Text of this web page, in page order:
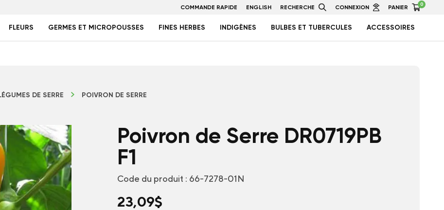
COMMANDE RAPIDE ENGLISH RECHERCHE CONNEXION PANIER 0
FLEURS GERMES ET MICROPOUSSES FINES HERBES INDIGÈNES BULBES ET TUBERCULES ACCESSOIRES
DE SERRE POIVRON DE SERRE
Poivron de Serre DR0719PB
F1
Code du produit : 66-7278-01N
23,09$